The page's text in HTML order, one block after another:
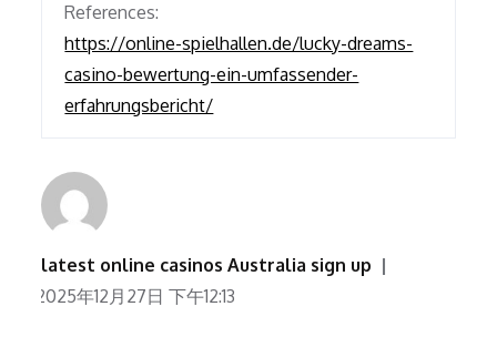
References:
https://online-spielhallen.de/lucky-dreams-
casino-bewertung-ein-umfassender-
erfahrungsbericht/
latest online casinos Australia sign up
2025年12月27日 下午12:13